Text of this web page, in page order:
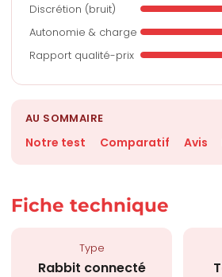
Discrétion (bruit)
Autonomie & charge
Rapport qualité-prix
AU SOMMAIRE
Notre test Comparatif Avis
Fiche technique
Type
Rabbit connecté